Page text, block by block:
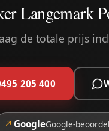
Langemark
de totale prijs
205 400
↗ GoogleGoogle-